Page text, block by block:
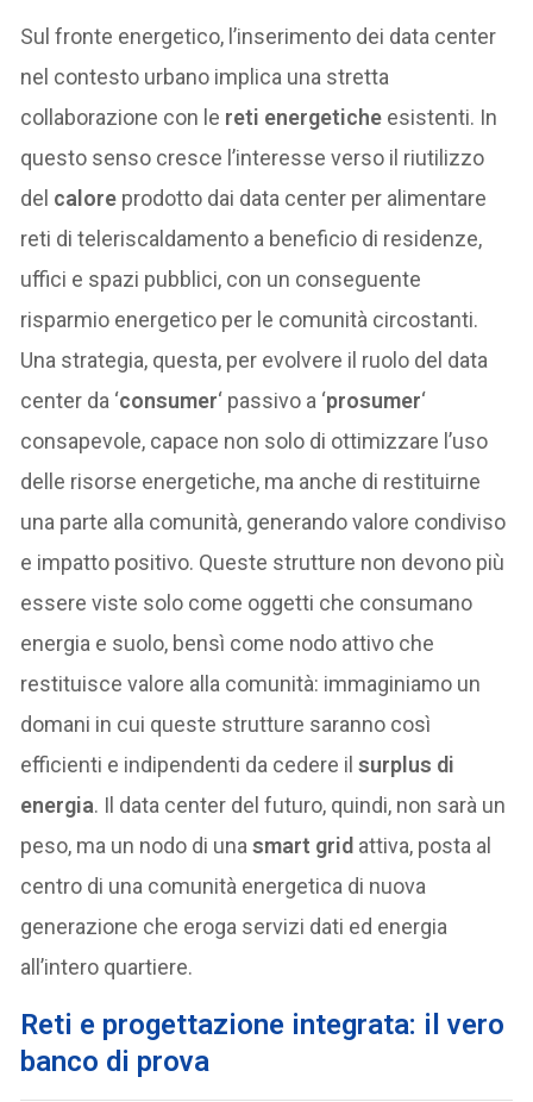
Sul fronte energetico, l’inserimento dei data center
nel contesto urbano implica una stretta
collaborazione con le reti energetiche esistenti. In
questo senso cresce l’interesse verso il riutilizzo
del calore prodotto dai data center per alimentare
reti di teleriscaldamento a beneficio di residenze,
uffici e spazi pubblici, con un conseguente
risparmio energetico per le comunità circostanti.
Una strategia, questa, per evolvere il ruolo del data
center da ‘consumer‘ passivo a ‘prosumer‘
consapevole, capace non solo di ottimizzare l’uso
delle risorse energetiche, ma anche di restituirne
una parte alla comunità, generando valore condiviso
e impatto positivo. Queste strutture non devono più
essere viste solo come oggetti che consumano
energia e suolo, bensì come nodo attivo che
restituisce valore alla comunità: immaginiamo un
domani in cui queste strutture saranno così
efficienti e indipendenti da cedere ilsurplus di
energia. Il data center del futuro, quindi, non sarà un
peso, ma un nodo di unasmart grid attiva, posta al
centro di una comunità energetica di nuova
generazione che eroga servizi dati ed energia
all’intero quartiere.
Reti e progettazione integrata: il vero
banco di prova